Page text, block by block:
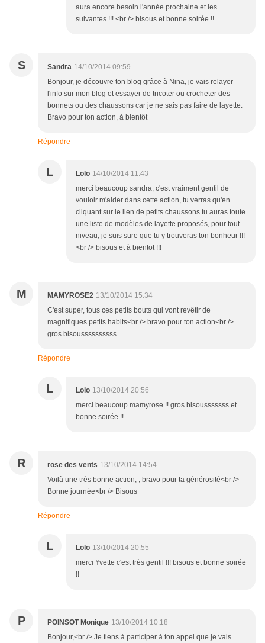
aura encore besoin l'année prochaine et les
suivantes !!! <br /> bisous et bonne soirée !!
S Sandra 14/10/2014 09:59
Bonjour, je découvre ton blog grâce à Nina, je vais relayer
l'info sur mon blog et essayer de tricoter ou crocheter des
bonnets ou des chaussons car je ne sais pas faire de layette.
Bravo pour ton action, à bientôt
Répondre
L Lolo 14/10/2014 11:43
merci beaucoup sandra, c'est vraiment gentil de
vouloir m'aider dans cette action, tu verras qu'en
cliquant sur le lien de petits chaussons tu auras toute
une liste de modèles de layette proposés, pour tout
niveau, je suis sure que tu y trouveras ton bonheur !!!
<br /> bisous et à bientot !!!
M MAMYROSE2 13/10/2014 15:34
C'est super, tous ces petits bouts qui vont revêtir de
magnifiques petits habits<br /> bravo pour ton action<br />
gros bisoussssssssss
Répondre
L Lolo 13/10/2014 20:56
merci beaucoup mamyrose !! gros bisousssssss et
bonne soirée !!
R rose des vents 13/10/2014 14:54
Voilà une très bonne action, , bravo pour ta générosité<br />
Bonne journée<br /> Bisous
Répondre
L Lolo 13/10/2014 20:55
merci Yvette c'est très gentil !!! bisous et bonne soirée
!!
P POINSOT Monique 13/10/2014 10:18
Bonjour,<br /> Je tiens à participer à ton appel que je vais